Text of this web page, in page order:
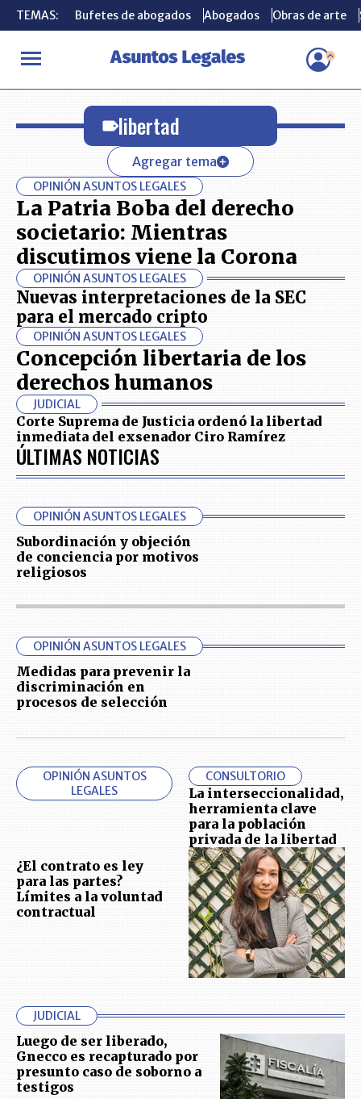
TEMAS: Bufetes de abogados Abogados Obras de arte
INICIO libertad
TEMAS: Bufetes de abogados Abogados Obras de arte
libertad
Agregar tema
OPINIÓN ASUNTOS LEGALES
La Patria Boba del derecho
societario: Mientras
discutimos viene la Corona
OPINIÓN ASUNTOS LEGALES
Nuevas interpretaciones de la SEC
para el mercado cripto
OPINIÓN ASUNTOS LEGALES
Concepción libertaria de los
derechos humanos
JUDICIAL
Corte Suprema de Justicia ordenó la libertad
inmediata del exsenador Ciro Ramírez
ÚLTIMAS NOTICIAS
OPINIÓN ASUNTOS LEGALES
Subordinación y objeción
de conciencia por motivos
religiosos
OPINIÓN ASUNTOS LEGALES
Medidas para prevenir la
discriminación en
procesos de selección
OPINIÓN ASUNTOS
LEGALES
¿El contrato es ley
para las partes?
Límites a la voluntad
contractual
CONSULTORIO
La interseccionalidad,
herramienta clave
para la población
privada de la libertad
JUDICIAL
Luego de ser liberado,
Gnecco es recapturado por
presunto caso de soborno a
testigos